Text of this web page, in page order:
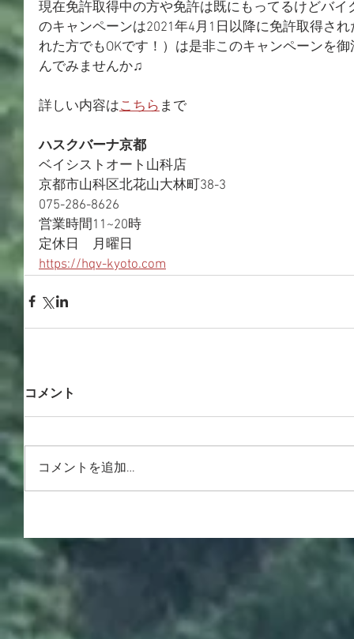
現在免許取得中の方や免許は既にもってるけどバ
のキャンペーンは2021年4月1日以降に免許取得さ
れた方でもOKです！）は是非このキャンペーンを
んでみませんか♫
詳しい内容はこちら まで
ハスクバーナ京都
ベイシストオート山科店
京都市山科区北花山大林町38-3
075-286-8626
営業時間11~20時
定休日　月曜日
https://hqv-kyoto.com
コメント
コメントを追加…